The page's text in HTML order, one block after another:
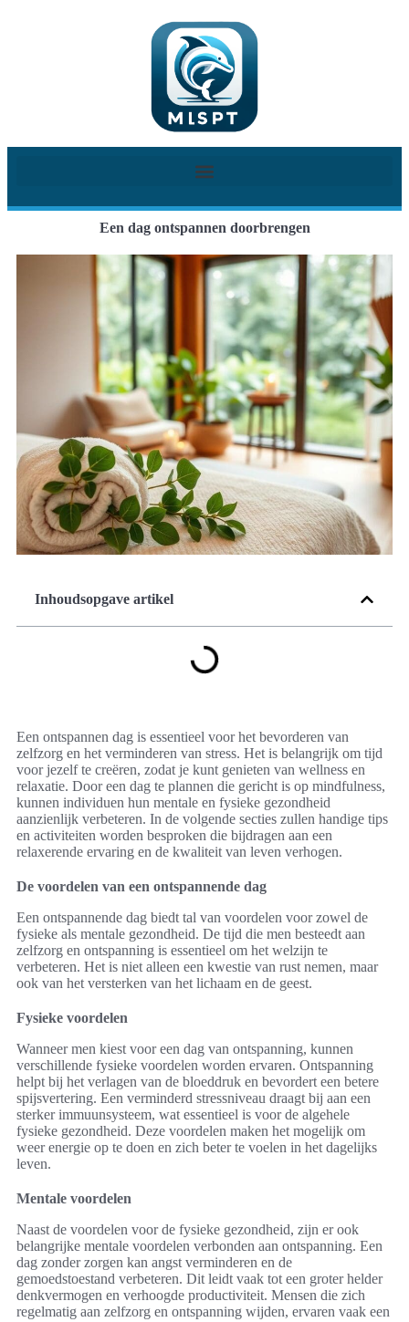
Een dag ontspannen doorbrengen
Inhoudsopgave artikel
Een ontspannen dag is essentieel voor het bevorderen van
zelfzorg en het verminderen van stress. Het is belangrijk om tijd
voor jezelf te creëren, zodat je kunt genieten van wellness en
relaxatie. Door een dag te plannen die gericht is op mindfulness,
kunnen individuen hun mentale en fysieke gezondheid
aanzienlijk verbeteren. In de volgende secties zullen handige tips
en activiteiten worden besproken die bijdragen aan een
relaxerende ervaring en de kwaliteit van leven verhogen.
De voordelen van een ontspannende dag
Een ontspannende dag biedt tal van voordelen voor zowel de
fysieke als mentale gezondheid. De tijd die men besteedt aan
zelfzorg en ontspanning is essentieel om het welzijn te
verbeteren. Het is niet alleen een kwestie van rust nemen, maar
ook van het versterken van het lichaam en de geest.
Fysieke voordelen
Wanneer men kiest voor een dag van ontspanning, kunnen
verschillende fysieke voordelen worden ervaren. Ontspanning
helpt bij het verlagen van de bloeddruk en bevordert een betere
spijsvertering. Een verminderd stressniveau draagt bij aan een
sterker immuunsysteem, wat essentieel is voor de algehele
fysieke gezondheid. Deze voordelen maken het mogelijk om
weer energie op te doen en zich beter te voelen in het dagelijks
leven.
Mentale voordelen
Naast de voordelen voor de fysieke gezondheid, zijn er ook
belangrijke mentale voordelen verbonden aan ontspanning. Een
dag zonder zorgen kan angst verminderen en de
gemoedstoestand verbeteren. Dit leidt vaak tot een groter helder
denkvermogen en verhoogde productiviteit. Mensen die zich
regelmatig aan zelfzorg en ontspanning wijden, ervaren vaak een